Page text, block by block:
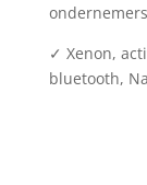
ondernemers
✓ Xenon,
bluetooth,